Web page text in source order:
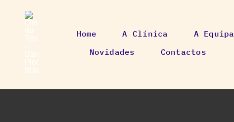
content
Home A Clínica A Equipa
Novidades
Contactos